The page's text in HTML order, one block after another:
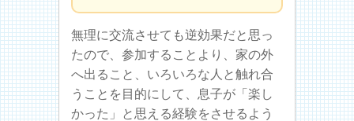
無理に交流させても逆効果だと思っ
たので、参加することより、家の外
へ出ること、いろいろな人と触れ合
うことを目的にして、息子が「楽し
かった」と思える経験をさせるよう